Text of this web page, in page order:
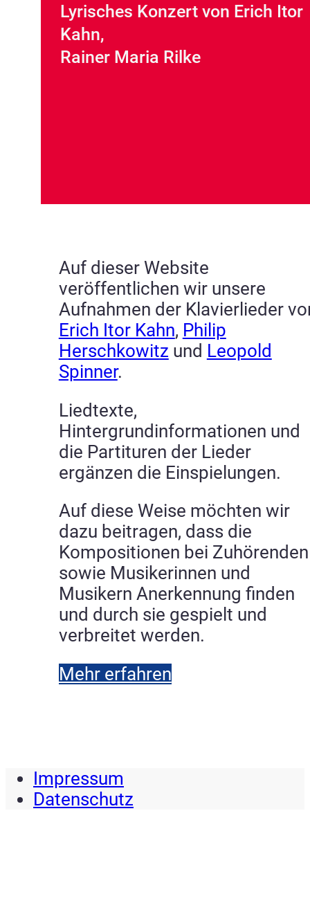
Lyrisches Konzert von Erich Itor
Kahn,
Rainer Maria Rilke
Auf dieser Website
veröffentlichen wir unsere
Aufnahmen der Klavierlieder
Erich Itor Kahn, Philip
Herschkowitz und Leopold
Spinner.
Liedtexte,
Hintergrundinformationen und
die Partituren der Lieder
ergänzen die Einspielungen.
Auf diese Weise möchten wir
dazu beitragen, dass die
Kompositionen bei Zuhörenden
sowie Musikerinnen und
Musikern Anerkennung finden
und durch sie gespielt und
verbreitet werden.
Mehr erfahren
Impressum
Datenschutz